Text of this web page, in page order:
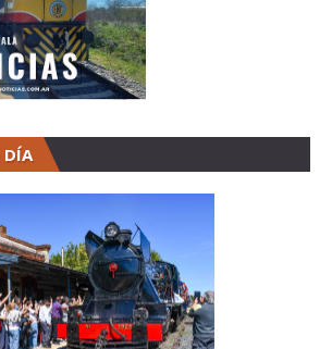
DÍA